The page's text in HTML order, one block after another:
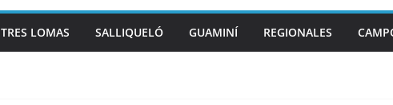
TRES LOMAS SALLIQUELÓ GUAMINÍ REGIONALES